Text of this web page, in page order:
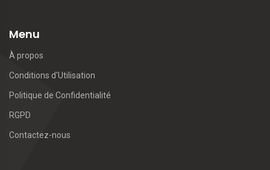
Menu
À propos
Conditions d'Utilisation
Politique de Confidentialité
RGPD
Contactez-nous